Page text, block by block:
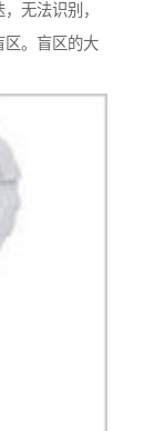
无法识别，
区。盲区的大